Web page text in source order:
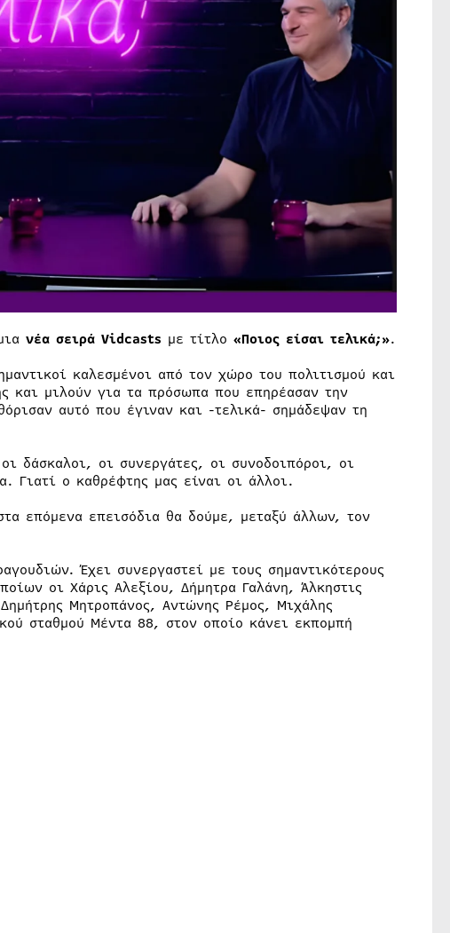
νέα σειρά Vidcasts με τίτλο «Ποιος είσαι τελικά;».
καλεσμένοι από τον χώρο του πολιτισμού και
και μιλούν για τα πρόσωπα που επηρέασαν την
αυτό που έγιναν και -τελικά- σημάδεψαν τη
δάσκαλοι, οι συνεργάτες, οι συνοδοιπόροι, οι
Γιατί ο καθρέφτης μας είναι οι άλλοι.
επόμενα επεισόδια θα δούμε, μεταξύ άλλων, τον
Έχει συνεργαστεί με τους σημαντικότερους
οι Χάρις Αλεξίου, Δήμητρα Γαλάνη, Άλκηστις
Μητροπάνος, Αντώνης Ρέμος, Μιχάλης
σταθμού Μέντα 88, στον οποίο κάνει εκπομπή